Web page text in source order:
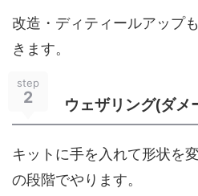
改造・ディティールアップ
きます。
step
2 ウェザリング(ダメ
キットに手を入れて形状を
の段階でやります。